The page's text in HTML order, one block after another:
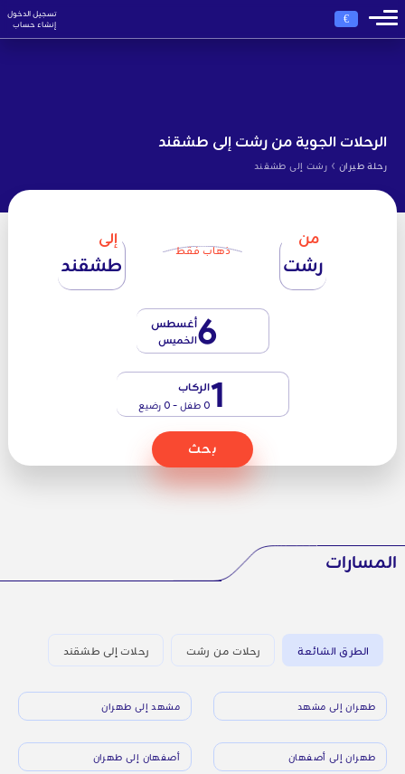
€
تسجيل الدخول
إنشاء حساب
الرحلات الجوية من رشت إلى طشقند
رحلة طيران › رشت إلى طشقند
من
رشت ذهاب فقط
إلى
طشقند
6أغسطس
الخميس
1الركاب
0 طفل - 0 رضيع
بحث
المسارات
الطرق الشائعة رحلات من رشت رحلات إلى طشقند
طهران إلى مشهد مشهد إلى طهران
طهران إلى أصفهان أصفهان إلى طهران